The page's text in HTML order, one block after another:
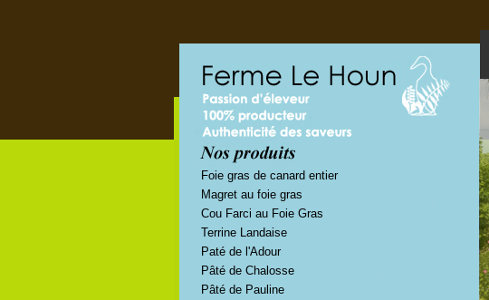
Foie gras de canard entier
Magret au foie gras
Cou Farci au Foie Gras
Terrine Landaise
Paté de l'Adour
Pâté de Chalosse
Pâté de Pauline